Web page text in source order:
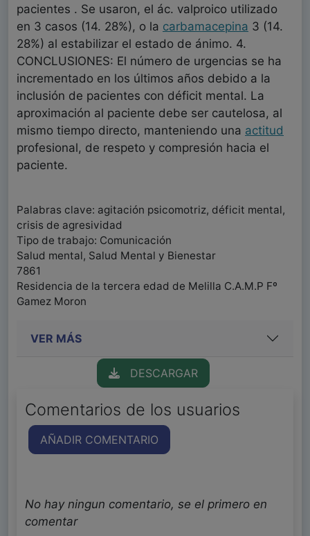
pacientes . Se usaron, el ác. valproico utilizado
en 3 casos (14. 28%), o la carbamacepina 3 (14.
28%) al estabilizar el estado de ánimo. 4.
CONCLUSIONES: El número de urgencias se ha
incrementado en los últimos años debido a la
inclusión de pacientes con déficit mental. La
aproximación al paciente debe ser cautelosa, al
mismo tiempo directo, manteniendo una actitud
profesional, de respeto y compresión hacia el
paciente.
Palabras clave: agitación psicomotriz, déficit mental,
crisis de agresividad
Tipo de trabajo: Comunicación
Salud mental, Salud Mental y Bienestar
7861
Residencia de la tercera edad de Melilla C.A.M.P Fº
Gamez Moron
VER MÁS
DESCARGAR
Comentarios de los usuarios
AÑADIR COMENTARIO
No hay ningun comentario, se el primero en
comentar